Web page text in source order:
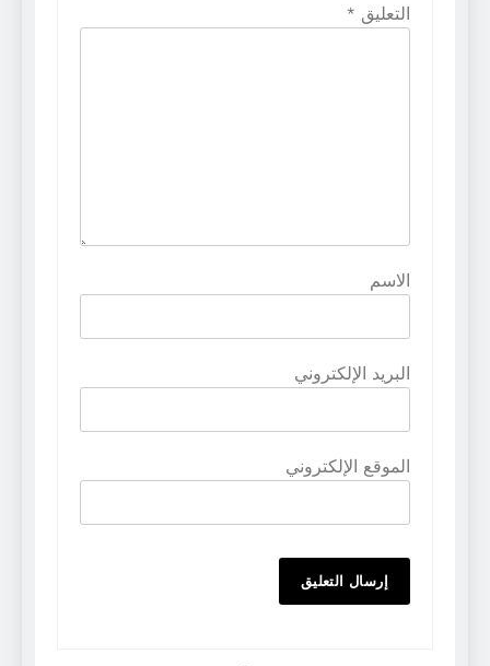
التعليق *
الاسم
البريد الإلكتروني
الموقع الإلكتروني